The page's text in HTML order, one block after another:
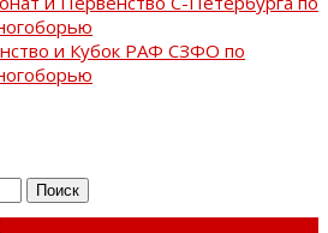
и Кубок РАФ СЗФО по